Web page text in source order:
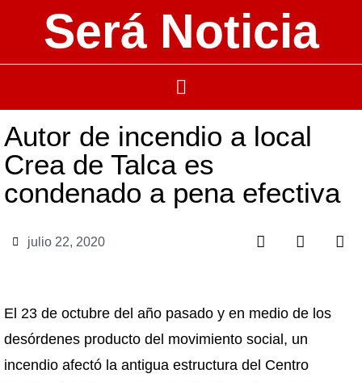
Será Noticia
Autor de incendio a local
Crea de Talca es
condenado a pena efectiva
julio 22, 2020
El 23 de octubre del año pasado y en medio de los
desórdenes producto del movimiento social, un
incendio afectó la antigua estructura del Centro